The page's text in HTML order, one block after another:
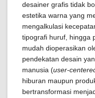
desainer grafis tidak
estetika warna yang
mengalkulasi
tipografi huruf, hingga
mudah dioperasikan
pendekatan desain
manusia (user-
hiburan maupun
bertransformasi